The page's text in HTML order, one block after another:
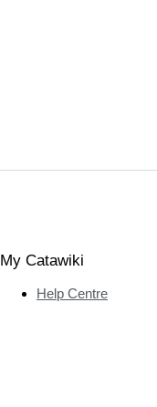
My Catawiki
Help Centre